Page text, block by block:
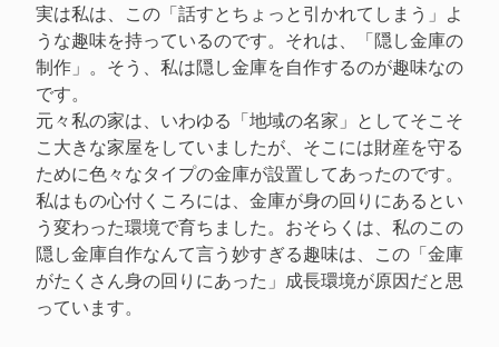
実は私は、この「話すとちょっと引かれてしまう」よ
うな趣味を持っているのです。それは、「隠し金庫の
制作」。そう、私は隠し金庫を自作するのが趣味なの
です。
元々私の家は、いわゆる「地域の名家」としてそこそ
こ大きな家屋をしていましたが、そこには財産を守る
ために色々なタイプの金庫が設置してあったのです。
私はもの心付くころには、金庫が身の回りにあるとい
う変わった環境で育ちました。おそらくは、私のこの
隠し金庫自作なんて言う妙すぎる趣味は、この「金庫
がたくさん身の回りにあった」成長環境が原因だと思
っています。